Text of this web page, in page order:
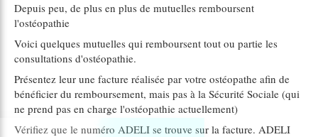
Depuis peu, de plus en plus de mutuelles remboursent
l'ostéopathie
Voici quelques mutuelles qui remboursent tout ou partie les
consultations d'ostéopathie.
Présentez leur une facture réalisée par votre ostéopathe afin de
bénéficier du remboursement, mais pas à la Sécurité Sociale (qui
ne prend pas en charge l'ostéopathie actuellement)
Vérifiez que le numéro ADELI se trouve sur la facture. ADELI